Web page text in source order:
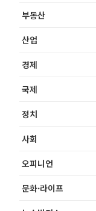
부동산
산업
경제
국제
정치
사회
오피니언
문화·라이프